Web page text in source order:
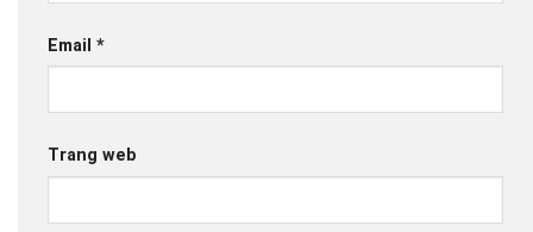
Email *
Trang web